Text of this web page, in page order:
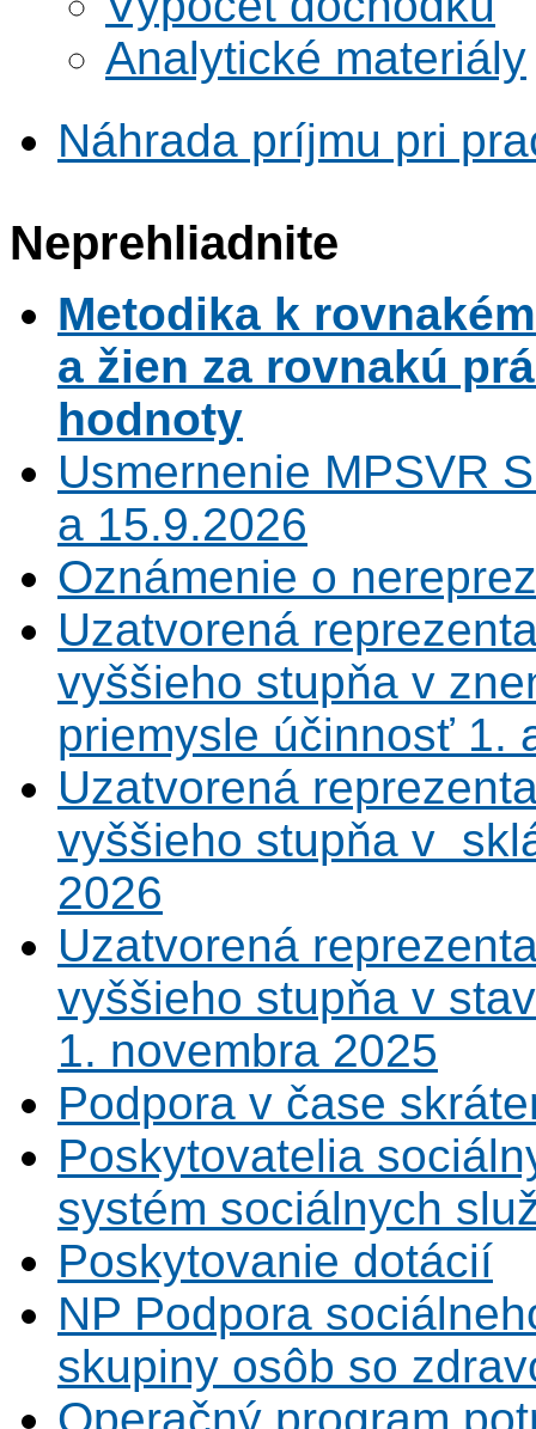
Analytické materiály
Náhrada príjmu pri
Neprehliadnite
Metodika k
a žien za rovnakú
hodnoty
Usmernenie MPSVR
a 15.9.2026
Oznámenie o
Uzatvorená
vyššieho stupňa v
priemysle účinnosť 1.
Uzatvorená
vyššieho stupňa v
2026
Uzatvorená
vyššieho stupňa v
1. novembra 2025
Podpora v čase
Poskytovatelia
systém sociálnych
Poskytovanie dotácií
NP Podpora
skupiny osôb so